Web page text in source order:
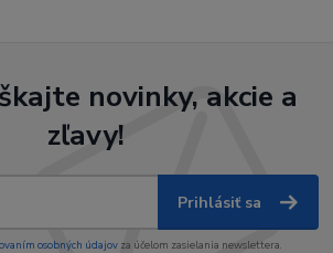
novinky, akcie a
zľavy!
Prihlásiť sa
osobných údajov za účelom zasielania newslettera.